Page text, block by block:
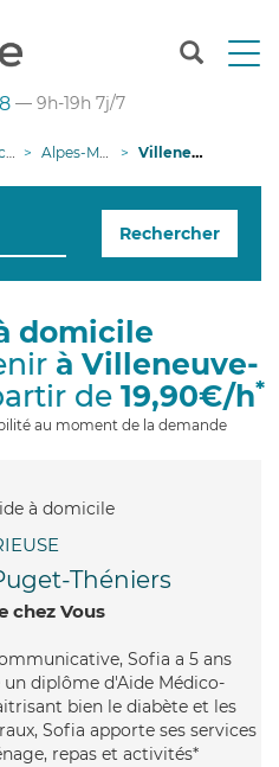
T
n
g
i
n
— 9h-19h 7j/7
Alpes-Maritimes Villeneuve-d'Entraunes
Rechercher
domicile
à Villeneuve-
de 19,90€/h*
au moment de la demande
Théniers
chez Vous
Sofia a 5 ans
diplôme d'Aide Médico-
bien le diabète et les
Sofia apporte ses services
repas et activités*